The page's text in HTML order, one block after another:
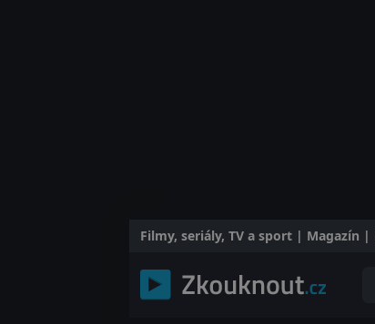
Filmy, seriály, TV a sport | Magazín |